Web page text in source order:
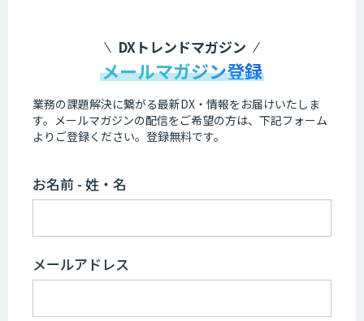
DXトレンドマガジン
メールマガジン登録
業務の課題解決に繋がる最新DX・情報をお届けいたしま
す。 メールマガジンの配信をご希望の方は、下記フォーム
よりご登録ください。登録無料です。
お名前 - 姓・名
メールアドレス